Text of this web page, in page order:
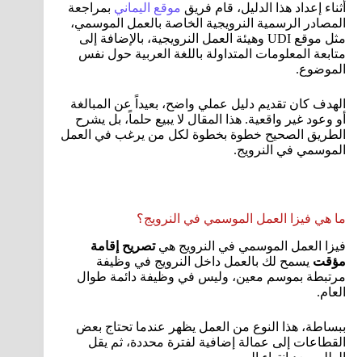
أثناء إعداد هذا الدليل، قام فريق موقع اليماني بمراجعة
المصادر الرسمية النرويجية الخاصة بالعمل الموسمي،
مثل موقع UDI وهيئة العمل النرويجية، بالإضافة إلى
متابعة المعلومات المتداولة باللغة العربية حول نفس
الموضوع.
الهدف كان تقديم دليل عملي واضح، بعيداً عن المبالغة
أو وعود غير واقعية. هذا المقال لا يبيع حلماً، بل يشرح
الطريق الصحيح خطوة بخطوة لكل من يرغب في العمل
الموسمي في النرويج.
ما هي فيزا العمل الموسمي في النرويج؟
فيزا العمل الموسمي في النرويج هيتصريح إقامة
مؤقت يسمح لك بالعمل داخل النرويج في وظيفة
مرتبطة بموسم معين، وليس في وظيفة دائمة طوال
العام.
ببساطة، هذا النوع من العمل يظهر عندما تحتاج بعض
القطاعات إلى عمالة إضافية لفترة محددة، ثم يقل